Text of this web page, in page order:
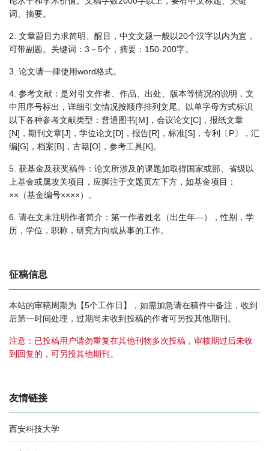
词、摘要。
2. 文章题目力求简明、醒目，中文文题一般以20个汉字以内为宜，
可带副题。关键词：3－5个，摘要：150-200字。
3. 论文请一律使用word格式。
4. 参考文献：是对引文作者、作品、出处、版本等情况的说明，文
中用序号标出，详细引文情况按顺序排列文尾。以单字母方式标识
以下各种参考文献类型：普通图书[Ｍ]，会议论文[C]，报纸文章
[N]，期刊文章[J]，学位论文[D]，报告[R]，标准[S]，专利〔P〕，汇
编[G]，档案[B]，古籍[O]，参考工具[K]。
5. 获基金及获奖稿件：论文所涉及的课题如取得国家或部、省级以
上基金或属攻关项目，应脚注于文题页左下方，如基金项目：
××（基金编号××××）。
6. 请在文末注明作者简介：第一作者姓名（出生年—），性别，学
历，学位，职称，研究方向或从事的工作。
征稿信息
本站的审稿周期为【5个工作日】，如需加急请在稿件中备注，收到
后第一时间处理，过期尚未收到投稿的作者可另投其他期刊。
注意：已投稿用户请勿重复在其他刊物多次投稿，审核期过后未收
到回复的，可另投其他期刊。
友情链接
西安科技大学